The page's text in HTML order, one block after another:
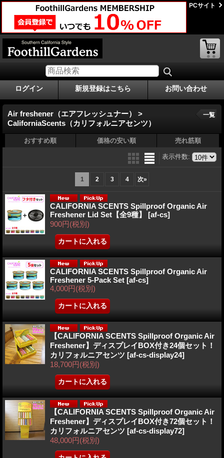
PCサイト
ログイン 新規登録はこちら お問い合わせ
Air freshener（エアフレッシュナー） >
CaliforniaScents（カリフォルニアセンツ）
一覧
おすすめ順 価格の安い順 売れ筋順
表示件数:
1 2 3 4 次»
CALIFORNIA SCENTS Spillproof Organic Air
Freshener Lid Set【全9種】 [af-cs]
900円(税別)
CALIFORNIA SCENTS Spillproof Organic Air
Freshener 5-Pack Set [af-cs]
4,000円(税別)
【CALIFORNIA SCENTS Spillproof Organic Air
Freshener】ディスプレイBOX付き24個セット！
カリフォルニアセンツ [af-cs-display24]
18,700円(税別)
【CALIFORNIA SCENTS Spillproof Organic Air
Freshener】ディスプレイBOX付き72個セット！
カリフォルニアセンツ [af-cs-display72]
48,000円(税別)